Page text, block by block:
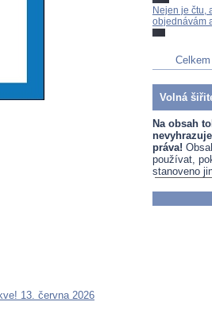
13. června 2026
Nejen je čtu,
objednávám
Volná
Na obsah
práva!
používat,
stanoveno